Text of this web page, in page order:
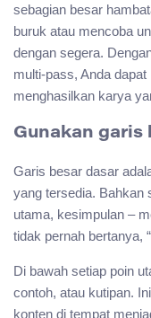
sebagian besar
buruk atau mencoba
dengan segera.
multi-pass, Anda
menghasilkan karya
Gunakan garis
Garis besar dasar
yang tersedia. Bahkan
utama, kesimpulan –
tidak pernah bertanya,
Di bawah setiap poin
contoh, atau kutipan.
konten di tempat